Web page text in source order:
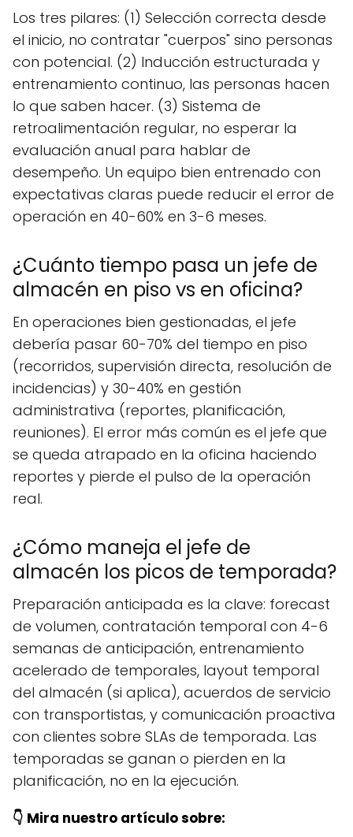
Los tres pilares: (1) Selección correcta desde
el inicio, no contratar "cuerpos" sino personas
con potencial. (2) Inducción estructurada y
entrenamiento continuo, las personas hacen
lo que saben hacer. (3) Sistema de
retroalimentación regular, no esperar la
evaluación anual para hablar de
desempeño. Un equipo bien entrenado con
expectativas claras puede reducir el error de
operación en 40-60% en 3-6 meses.
¿Cuánto tiempo pasa un jefe de
almacén en piso vs en oficina?
En operaciones bien gestionadas, el jefe
debería pasar 60-70% del tiempo en piso
(recorridos, supervisión directa, resolución de
incidencias) y 30-40% en gestión
administrativa (reportes, planificación,
reuniones). El error más común es el jefe que
se queda atrapado en la oficina haciendo
reportes y pierde el pulso de la operación
real.
¿Cómo maneja el jefe de
almacén los picos de temporada?
Preparación anticipada es la clave: forecast
de volumen, contratación temporal con 4-6
semanas de anticipación, entrenamiento
acelerado de temporales, layout temporal
del almacén (si aplica), acuerdos de servicio
con transportistas, y comunicación proactiva
con clientes sobre SLAs de temporada. Las
temporadas se ganan o pierden en la
planificación, no en la ejecución.
👇 Mira nuestro artículo sobre: